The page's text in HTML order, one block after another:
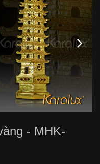
- MHK-